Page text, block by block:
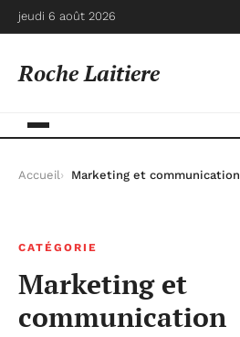
jeudi 6 août 2026
Roche Laitiere
Accueil Marketing et communication
CATÉGORIE
Marketing et
communication